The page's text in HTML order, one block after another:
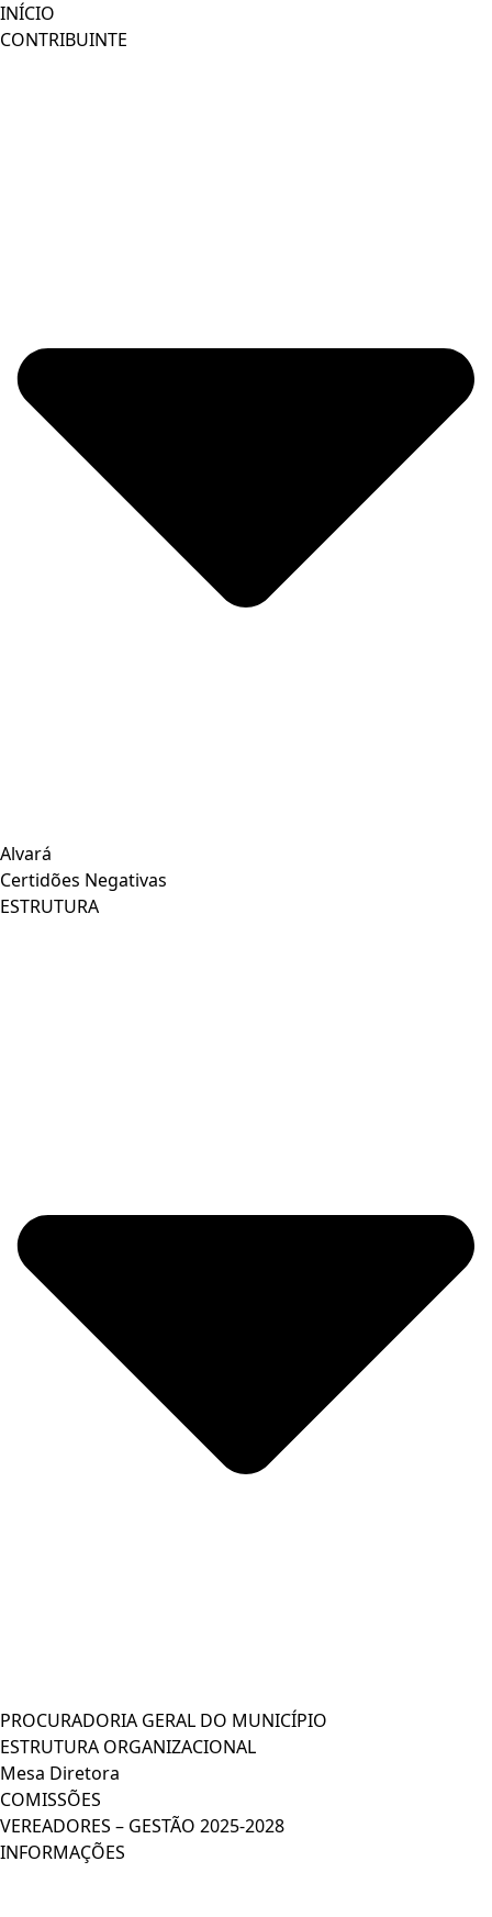
Ir
para
INÍCIO
CONTRIBUINTE
Alvará
Certidões Negativas
ESTRUTURA
PROCURADORIA GERAL DO MUNICÍPIO
ESTRUTURA ORGANIZACIONAL
Mesa Diretora
COMISSÕES
VEREADORES – GESTÃO 2025-2028
INFORMAÇÕES